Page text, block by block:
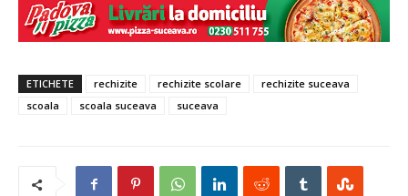
ETICHETE rechizite rechizite scolare
rechizite suceava
scoala
scoala suceava suceava